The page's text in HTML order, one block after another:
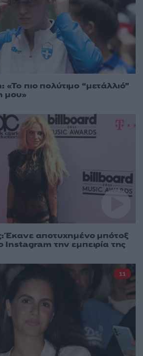
πιο πολύτιμο “μετάλλιό”
μου»
Έκανε αποτυχημένο μπότοξ
Instagram την εμπειρία της
11